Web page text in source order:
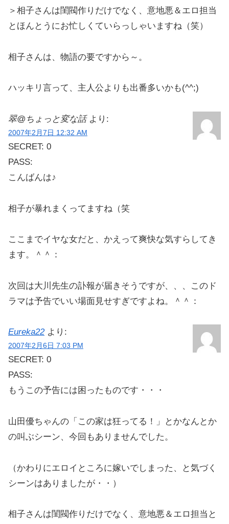
＞相子さんは閨閥作りだけでなく、意地悪＆エロ担当
とほんとうにお忙しくていらっしゃいますね（笑）
相子さんは、物語の要ですから～。
ハッキリ言って、主人公よりも出番多いかも(^^;)
翠@ちょっと変な話 より:
2007年2月7日 12:32 AM
SECRET: 0
PASS:
こんばんは♪
相子が暴れまくってますね（笑
ここまでイヤな女だと、かえって爽快な気すらしてき
ます。＾＾：
次回は大川先生の訃報が届きそうですが、、、このド
ラマは予告でいい場面見せすぎですよね。＾＾：
Eureka22 より:
2007年2月6日 7:03 PM
SECRET: 0
PASS:
もうこの予告には困ったものです・・・
山田優ちゃんの「この家は狂ってる！」とかなんとか
の叫ぶシーン、今回もありませんでした。
（かわりにエロイところに嫁いでしまった、と気づく
シーンはありましたが・・）
相子さんは閨閥作りだけでなく、意地悪＆エロ担当と